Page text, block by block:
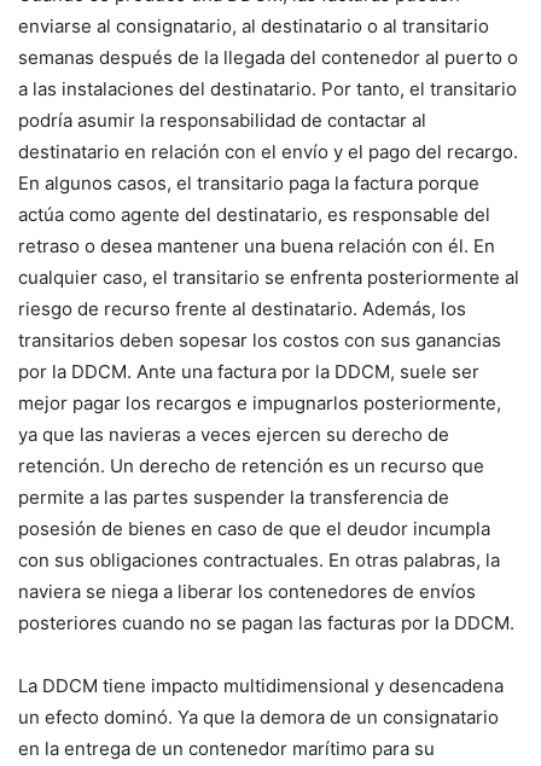
enviarse al consignatario, al destinatario o al transitario
semanas después de la llegada del contenedor al puerto o
a las instalaciones del destinatario. Por tanto, el transitario
podría asumir la responsabilidad de contactar al
destinatario en relación con el envío y el pago del recargo.
En algunos casos, el transitario paga la factura porque
actúa como agente del destinatario, es responsable del
retraso o desea mantener una buena relación con él. En
cualquier caso, el transitario se enfrenta posteriormente al
riesgo de recurso frente al destinatario. Además, los
transitarios deben sopesar los costos con sus ganancias
por la DDCM. Ante una factura por la DDCM, suele ser
mejor pagar los recargos e impugnarlos posteriormente,
ya que las navieras a veces ejercen su derecho de
retención. Un derecho de retención es un recurso que
permite a las partes suspender la transferencia de
posesión de bienes en caso de que el deudor incumpla
con sus obligaciones contractuales. En otras palabras, la
naviera se niega a liberar los contenedores de envíos
posteriores cuando no se pagan las facturas por la DDCM.
La DDCM tiene impacto multidimensional y desencadena
un efecto dominó. Ya que la demora de un consignatario
en la entrega de un contenedor marítimo para su